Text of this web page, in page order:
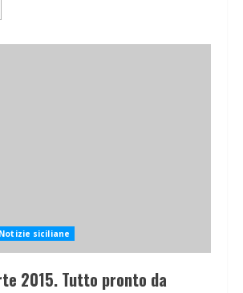
Notizie siciliane
2015. Tutto pronto da